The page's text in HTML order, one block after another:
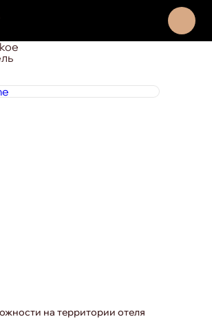
на территории отеля